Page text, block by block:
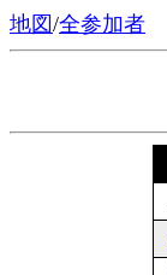
地図/全参加者